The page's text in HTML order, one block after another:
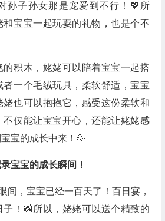
孙子孙女那是宠爱到不行！💖所
和宝宝一起玩耍的礼物，也是个不
的积木，姥姥可以陪着宝宝一起搭
者一个毛绒玩具，柔软舒适，宝宝
姥也可以抱抱它，感受这份柔软和
不仅能让宝宝开心，还能让姥姥感
宝的成长中来！🥳
宝宝的成长瞬间！
间，宝宝已经一百天了！百日宴，
子！📸所以，姥姥可以送个精致的